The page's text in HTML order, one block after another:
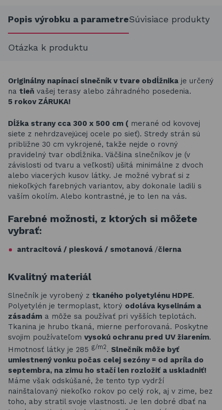
Popis výrobku a parametreSúvisiace produkty
Otázka k produktu
Originálny napínací slnečník v tvare obdĺžnika je určený
na tieň vašej terasy alebo záhradného posedenia.
5 rokov ZÁRUKA!
Dĺžka strany cca 300 x 500 cm ( merané od kovovej
siete z nehrdzavejúcej ocele po sieť). Stredy strán sú
približne 30 cm vykrojené, takže nejde o rovný
pravidelný tvar obdĺžnika. Väčšina slnečníkov je (v
závislosti od tvaru a veľkosti) ušitá minimálne z dvoch
alebo viacerých kusov látky. Je možné vybrať si z
niekoľkých farebných variantov, aby dokonale ladili s
vaším okolím. Alebo kontrastné, je to len na vás.
Farebné možnosti, z ktorých si môžete
vybrať:
antracitová / piesková / smotanová /čierna
Kvalitný materiál
Slnečník je vyrobený z tkaného polyetylénu HDPE.
Polyetylén je termoplast, ktorý odoláva kyselinám a
zásadám a môže sa používať pri vyšších teplotách.
Tkanina je hrubo tkaná, mierne perforovaná. Poskytne
svojim používateľom vysokú ochranu pred UV žiarením.
Hmotnosť látky je 285 g/m2. Slnečník môže byť
umiestnený vonku počas celej sezóny = od apríla do
septembra, na zimu ho stačí len rozložiť a uskladniť!
Máme však odskúšané, že tento typ vydrží
nainštalovaný niekoľko rokov po celý rok, aj v zime, bez
toho, aby stratil svoje vlastnosti. Je len dobré dbať na